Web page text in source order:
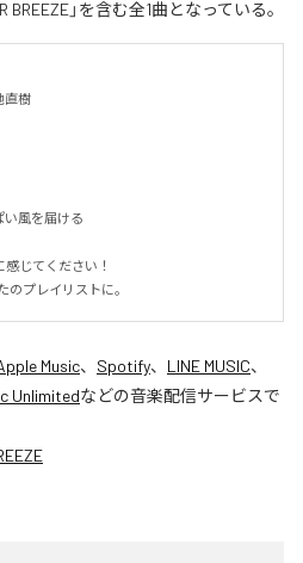
」を含む全1曲となっている。
直樹
い風を届ける
のプレイリストに。
Music、 Spotify、 LINE MUSIC、
Unlimitedなどの音楽配信サービスで